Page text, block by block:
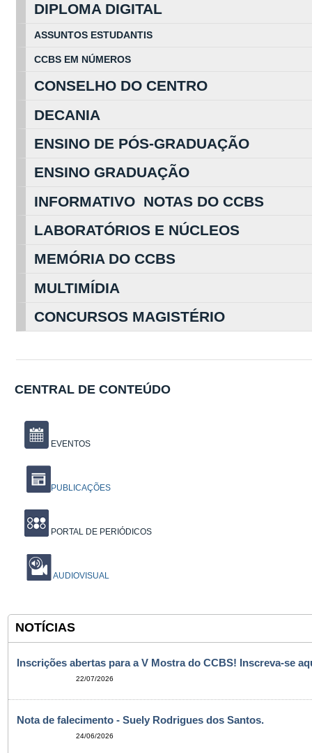
DIPLOMA DIGITAL
ASSUNTOS ESTUDANTIS
CCBS EM NÚMEROS
CONSELHO DO CENTRO
DECANIA
ENSINO DE PÓS-GRADUAÇÃO
ENSINO GRADUAÇÃO
INFORMATIVO NOTAS DO CCBS
LABORATÓRIOS E NÚCLEOS
MEMÓRIA DO CCBS
MULTIMÍDIA
CONCURSOS MAGISTÉRIO
CENTRAL DE CONTEÚDO
EVENTOS
PUBLICAÇÕES
PORTAL DE PERIÓDICOS
AUDIOVISUAL
NOTÍCIAS
Inscrições abertas para a V Mostra do CCBS! Inscreva-se
22/07/2026
Nota de falecimento - Suely Rodrigues dos Santos.
24/06/2026